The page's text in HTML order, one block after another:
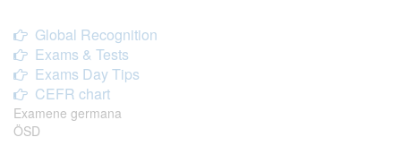
Global Recognition
Exams & Tests
Exams Day Tips
CEFR chart
Examene germana
ÖSD